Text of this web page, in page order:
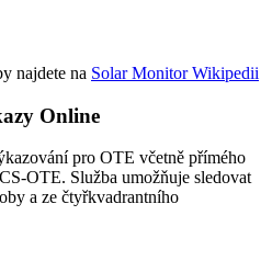
najdete na Solar Monitor Wikipedii
Online
pro OTE včetně přímého
OTE. Služba umožňuje sledovat
a ze čtyřkvadrantního